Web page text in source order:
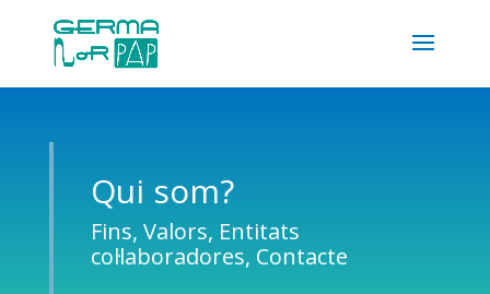
Qui som?
Fins, Valors, Entitats
col·laboradores, Contacte